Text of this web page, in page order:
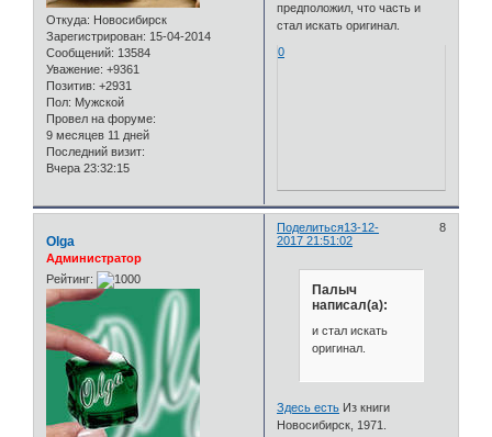
Откуда: Новосибирск
Зарегистрирован: 15-04-2014
Сообщений: 13584
Уважение: +9361
Позитив: +2931
Пол: Мужской
Провел на форуме:
9 месяцев 11 дней
Последний визит:
Вчера 23:32:15
предположил, что часть и
стал искать оригинал.
0
Поделиться 8
13-12-
2017 21:51:02
Olga
Администратор
Рейтинг:
Палыч
написал(а):
и стал искать
оригинал.
Здесь есть Из книги
Новосибирск, 1971.